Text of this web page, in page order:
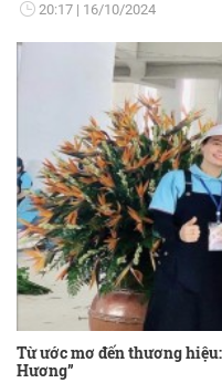
20:17 16/10/2024
Từ ước mơ đến thương
Hương”